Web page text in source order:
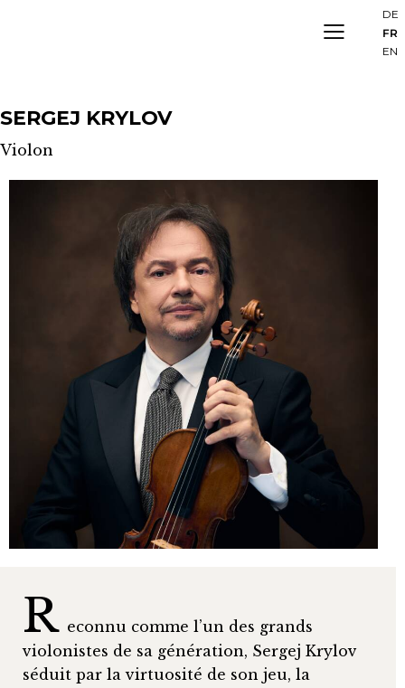
DE
FR
EN
SERGEJ KRYLOV
Violon
R econnu comme l’un des grands
violonistes de sa génération, Sergej Krylov
séduit par la virtuosité de son jeu, la